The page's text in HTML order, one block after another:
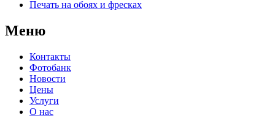
Печать на обоях и фресках
Меню
Контакты
Фотобанк
Новости
Цены
Услуги
О нас